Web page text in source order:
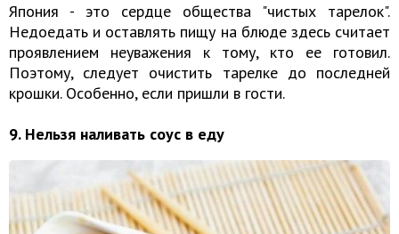
Япония - это сердце общества "чистых тарелок".
Недоедать и оставлять пищу на блюде здесь считает
проявлением неуважения к тому, кто ее готовил.
Поэтому, следует очистить тарелке до последней
крошки. Особенно, если пришли в гости.
9. Нельзя наливать соус в еду